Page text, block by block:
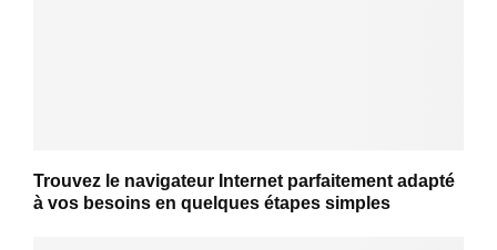
Trouvez le navigateur Internet parfaitement adapté
à vos besoins en quelques étapes simples